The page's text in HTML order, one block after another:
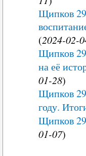
Щипков
(2024-02-
Щипков
на её
01-28)
Щипков
году.
Щипков
01-07)